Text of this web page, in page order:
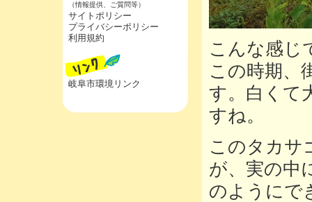
（情報提供、ご質問等）
サイトポリシー
プライバシーポリシー
利用規約
岐阜市環境リンク
こんな感じ
この時期、
す。白くて
すね。
このタカサ
が、実の中
のようにで